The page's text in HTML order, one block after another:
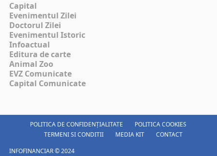
Capital
Evenimentul Zilei
Doctorul Zilei
Evenimentul Istoric
Infoactual
Editura de carte
Animal Zoo
EVZ Comunicate
Capital Comunicate
POLITICA DE CONFIDENȚIALITATE
POLITICA COOKIES
TERMENI SI CONDITII
MEDIA KIT
CONTACT
INFOFINANCIAR © 2024